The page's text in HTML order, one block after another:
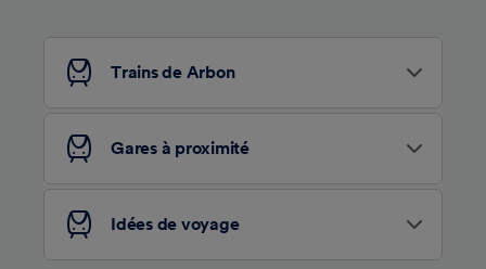
Trains de Arbon
Gares à proximité
Idées de voyage
Nos équipes ainsi que nos partenaires
Utiliser des données de géolocalisation
précises. Analyser activement les
caractéristiques de l’appareil pour
l’identification. Stocker et/ou accéder à des
informations sur un appareil. Publicités et
contenu personnalisés, mesure de